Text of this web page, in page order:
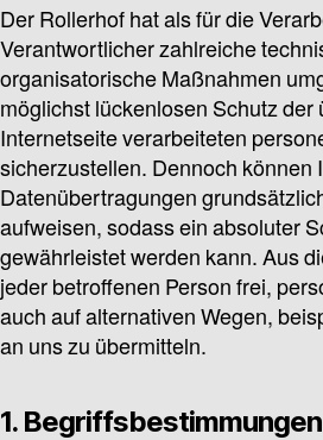
Der Rollerhof hat als für die
Verantwortlicher zahlreiche
organisatorische Maßnahmen
möglichst lückenlosen Schutz der
Internetseite verarbeiteten
sicherzustellen. Dennoch können
Datenübertragungen
aufweisen, sodass ein absoluter
gewährleistet werden kann. Aus
jeder betroffenen Person frei,
auch auf alternativen Wegen,
an uns zu übermitteln.
1. Begriffsbestimmungen